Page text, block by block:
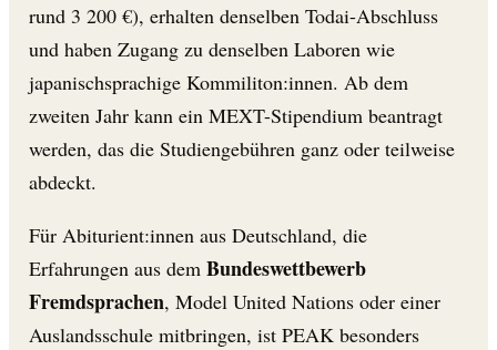
rund 3 200 €), erhalten denselben Todai-Abschluss
und haben Zugang zu denselben Laboren wie
japanischsprachige Kommiliton:innen. Ab dem
zweiten Jahr kann ein MEXT-Stipendium beantragt
werden, das die Studiengebühren ganz oder teilweise
abdeckt.
Für Abiturient:innen aus Deutschland, die
Erfahrungen aus dem Bundeswettbewerb
Fremdsprachen, Model United Nations oder einer
Auslandsschule mitbringen, ist PEAK besonders